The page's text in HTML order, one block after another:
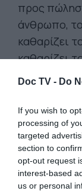
Doc TV - Do
If you wish to
processing of
targeted
section to
opt-out request
interest-based
us or personal
προς
άνθρωπο, το
καθαρίζει
καθαρίζει
βόλτα το
Παιδεία
ποτίσουμε